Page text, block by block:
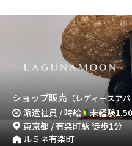
ショップ販売 （レディースアパ
派遣社員 / 時給 未経験
東京都 / 有楽町駅 徒歩1分
ルミネ有楽町